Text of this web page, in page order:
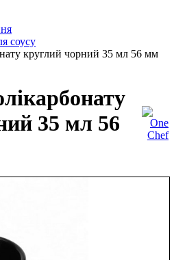
соусу
круглий чорний 35 мл 56 мм
35 мл 56